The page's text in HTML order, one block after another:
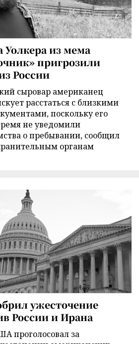
из мема
пригрозили
России
сыровар американец
расстаться с близкими
поскольку его
не уведомили
о пребывании, сообщил
органам
ужесточение
России и Ирана
проголосовал за